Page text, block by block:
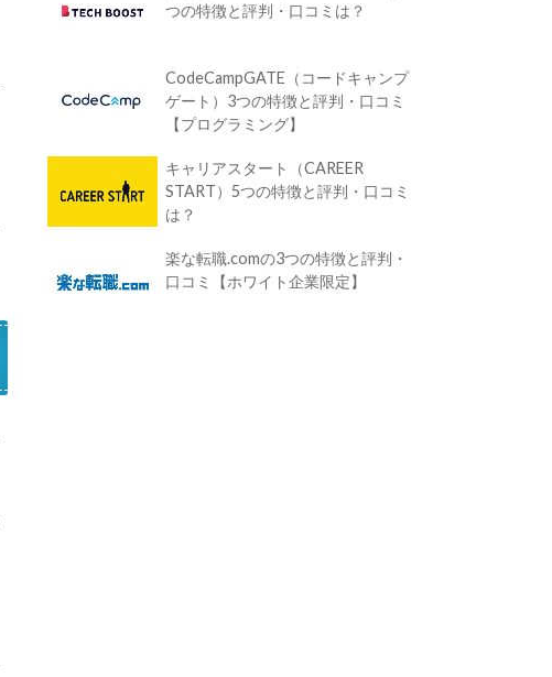
つの特徴と評判・口コミは？
CodeCampGATE（コードキャンプ
ゲート）3つの特徴と評判・口コミ
【プログラミング】
キャリアスタート（CAREER
START）5つの特徴と評判・口コミ
は？
楽な転職.comの3つの特徴と評判・
口コミ【ホワイト企業限定】